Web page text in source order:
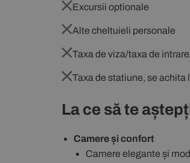
Excursii optionale
Alte cheltuieli personale
Taxa de viza/taxa de
Taxa de statiune, se achita
La ce să te
Camere și confort
Camere elegante și